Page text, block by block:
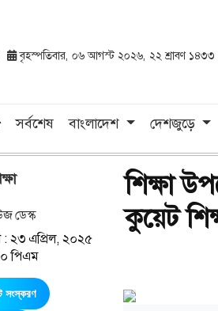
বৃহস্পতিবার, ০৬ আগস্ট ২০২৬, ২২ শ্রাবণ ১৪৩৩
সর্বশেষ বাংলাদেশ দেশজুড়ে
ডেস্ক
: ২৩ এপ্রিল, ২০২৫
পিএম
সংস্করণ
শিক্ষা
কুয়েট